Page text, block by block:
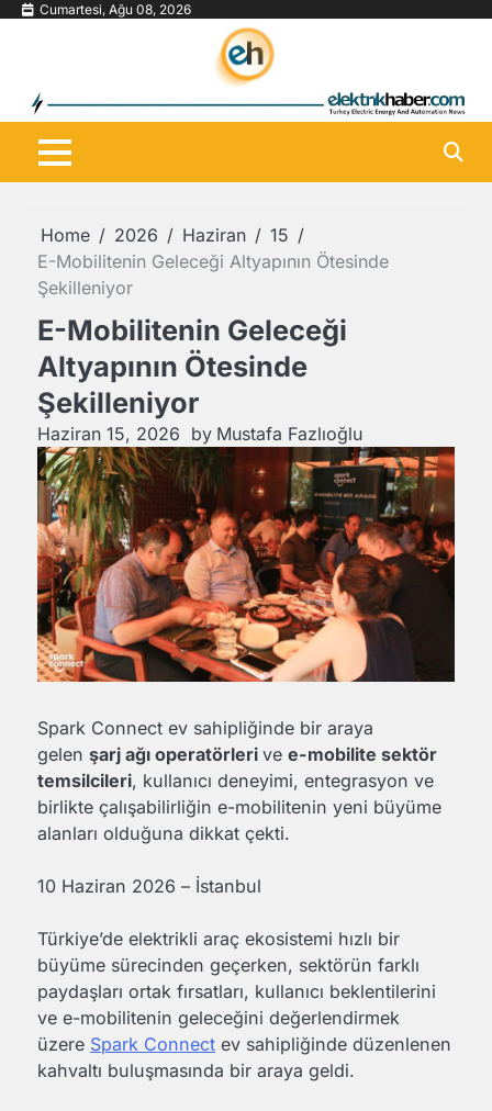
Skip Cumartesi, Ağu 08, 2026
Home 2026 Haziran
15
E-Mobilitenin Geleceği Altyapının Ötesinde
Şekilleniyor
E-Mobilitenin Geleceği
Altyapının Ötesinde
Şekilleniyor
Haziran 15, 2026 by Mustafa Fazlıoğlu
Spark Connect ev sahipliğinde bir araya
gelen şarj ağı operatörleri ve e-mobilite sektör
temsilcileri, kullanıcı deneyimi, entegrasyon ve
birlikte çalışabilirliğin e-mobilitenin yeni büyüme
alanları olduğuna dikkat çekti.
10 Haziran 2026 – İstanbul
Türkiye’de elektrikli araç ekosistemi hızlı bir
büyüme sürecinden geçerken, sektörün farklı
paydaşları ortak fırsatları, kullanıcı beklentilerini
ve e-mobilitenin geleceğini değerlendirmek
üzere Spark Connect ev sahipliğinde düzenlenen
kahvaltı buluşmasında bir araya geldi.